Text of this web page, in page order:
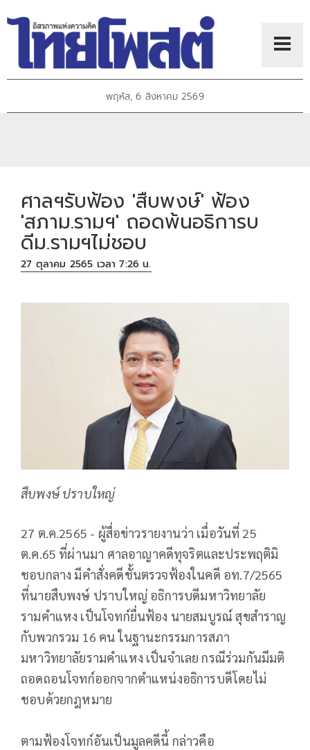
พฤหัส, 6 สิงหาคม 2569
ศาลฯรับฟ้อง 'สืบพงษ์' ฟ้อง
'สภาม.รามฯ' ถอดพ้นอธิการบ
ดีม.รามฯไม่ชอบ
27 ตุลาคม 2565 เวลา 7:26 น.
สืบพงษ์ ปราบใหญ่
27 ต.ค.2565 - ผู้สื่อข่าวรายงานว่า เมื่อวันที่ 25
ต.ค.65 ที่ผ่านมา ศาลอาญาคดีทุจริตและประพฤติมิ
ชอบกลาง มีคำสั่งคดีชั้นตรวจฟ้องในคดี อท.7/2565
ที่นายสืบพงษ์ ปราบใหญ่ อธิการบดีมหาวิทยาลัย
รามคำแหง เป็นโจทก์ยื่นฟ้อง นายสมบูรณ์ สุขสำราญ
กับพวกรวม 16 คน ในฐานะกรรมการสภา
มหาวิทยาลัยรามคำแหง เป็นจำเลย กรณีร่วมกันมีมติ
ถอดถอนโจทก์ออกจากตำแหน่งอธิการบดีโดยไม่
ชอบด้วยกฎหมาย
ตามฟ้องโจทก์อันเป็นมูลคดีนี้ กล่าวคือ